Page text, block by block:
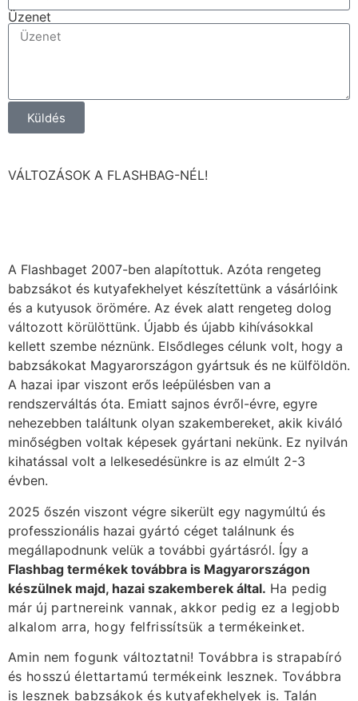
Üzenet
Küldés
VÁLTOZÁSOK A FLASHBAG-NÉL!
A Flashbaget 2007-ben alapítottuk. Azóta rengeteg
babzsákot és kutyafekhelyet készítettünk a vásárlóink
és a kutyusok örömére. Az évek alatt rengeteg dolog
változott körülöttünk. Újabb és újabb kihívásokkal
kellett szembe néznünk. Elsődleges célunk volt, hogy a
babzsákokat Magyarországon gyártsuk és ne külföldön.
A hazai ipar viszont erős leépülésben van a
rendszerváltás óta. Emiatt sajnos évről-évre, egyre
nehezebben találtunk olyan szakembereket, akik kiváló
minőségben voltak képesek gyártani nekünk. Ez nyilván
kihatással volt a lelkesedésünkre is az elmúlt 2-3
évben.
2025 őszén viszont végre sikerült egy nagymúltú és
professzionális hazai gyártó céget találnunk és
megállapodnunk velük a további gyártásról. Így a
Flashbag termékek továbbra is Magyarországon
készülnek majd, hazai szakemberek által. Ha pedig
már új partnereink vannak, akkor pedig ez a legjobb
alkalom arra, hogy felfrissítsük a termékeinket.
Amin nem fogunk változtatni! Továbbra is strapabíró
és hosszú élettartamú termékeink lesznek. Továbbra
is lesznek babzsákok és kutyafekhelyek is. Talán